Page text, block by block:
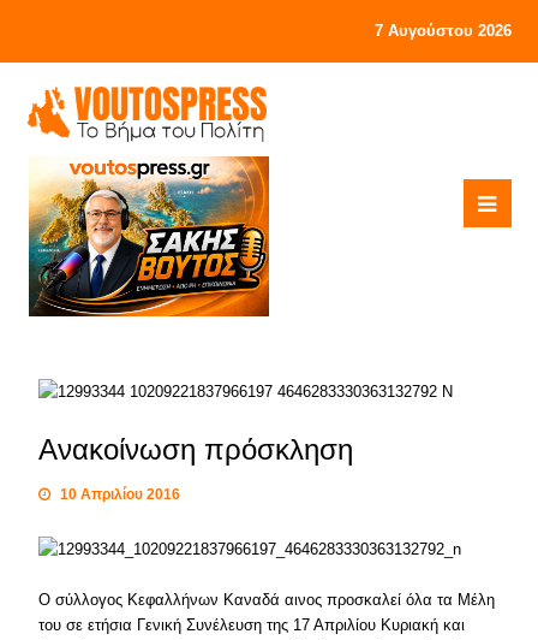
7 Αυγούστου 2026
Ανακοίνωση πρόσκληση
10 Απριλίου 2016
Ο σύλλογος Κεφαλλήνων Καναδά αινος προσκαλεί όλα τα Μέλη
του σε ετήσια Γενική Συνέλευση της 17 Απριλίου Κυριακή και